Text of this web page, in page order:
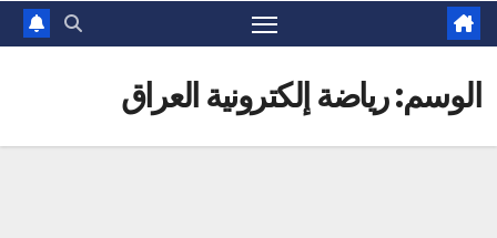
الوسم:رياضة إلكترونية العراق